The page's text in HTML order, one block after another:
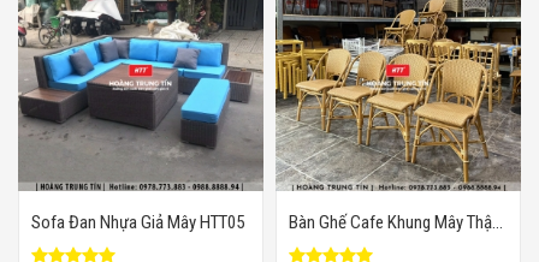
Sofa Đan Nhựa Giả Mây HTT05
Bàn Ghế Cafe Khung Mây Thật
Đan Nhựa Giả Mây HTT029